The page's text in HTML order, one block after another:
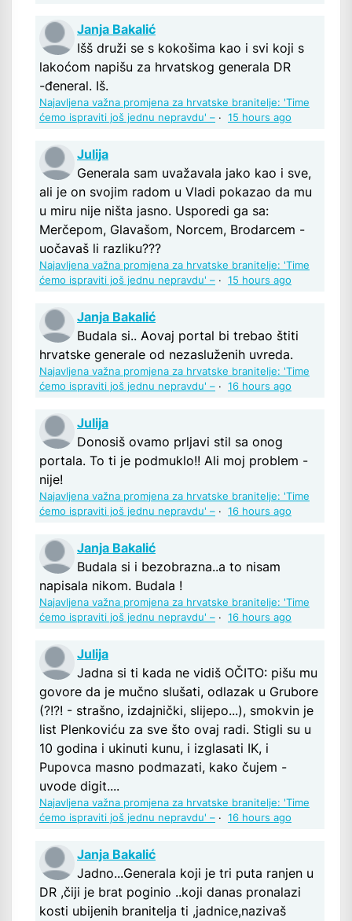
Janja Bakalić
Išš druži se s kokošima kao i svi koji s
lakoćom napišu za hrvatskog generala DR
-đeneral. Iš.
Najavljena važna promjena za hrvatske branitelje: 'Time
ćemo ispraviti još jednu nepravdu' – · 15 hours ago
Julija
Generala sam uvažavala jako kao i sve,
ali je on svojim radom u Vladi pokazao da mu
u miru nije ništa jasno. Usporedi ga sa:
Merčepom, Glavašom, Norcem, Brodarcem -
uočavaš li razliku???
Najavljena važna promjena za hrvatske branitelje: 'Time
ćemo ispraviti još jednu nepravdu' – · 15 hours ago
Janja Bakalić
Budala si.. Aovaj portal bi trebao štiti
hrvatske generale od nezasluženih uvreda.
Najavljena važna promjena za hrvatske branitelje: 'Time
ćemo ispraviti još jednu nepravdu' – · 16 hours ago
Julija
Donosiš ovamo prljavi stil sa onog
portala. To ti je podmuklo!! Ali moj problem -
nije!
Najavljena važna promjena za hrvatske branitelje: 'Time
ćemo ispraviti još jednu nepravdu' – · 16 hours ago
Janja Bakalić
Budala si i bezobrazna..a to nisam
napisala nikom. Budala !
Najavljena važna promjena za hrvatske branitelje: 'Time
ćemo ispraviti još jednu nepravdu' – · 16 hours ago
Julija
Jadna si ti kada ne vidiš OČITO: pišu mu
govore da je mučno slušati, odlazak u Grubore
(?!?! - strašno, izdajnički, slijepo...), smokvin je
list Plenkoviću za sve što ovaj radi. Stigli su u
10 godina i ukinuti kunu, i izglasati IK, i
Pupovca masno podmazati, kako čujem -
uvode digit....
Najavljena važna promjena za hrvatske branitelje: 'Time
ćemo ispraviti još jednu nepravdu' – · 16 hours ago
Janja Bakalić
Jadno...Generala koji je tri puta ranjen u
DR ,čiji je brat poginio ..koji danas pronalazi
kosti ubijenih branitelja ti ,jadnice,nazivaš